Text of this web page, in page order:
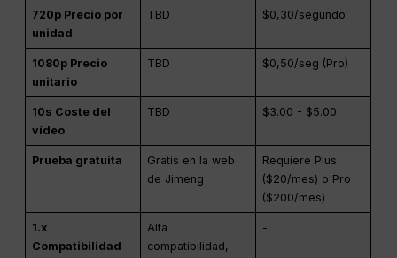
precios
duración/resolució
($0,10-$0,50/seg)
720p Precio por
unidad
TBD $0,30/segundo
1080p Precio
unitario
TBD $0,50/seg (Pro)
10s Coste del
TBD $3.00 - $5.00
de Jimeng
Requiere Plus